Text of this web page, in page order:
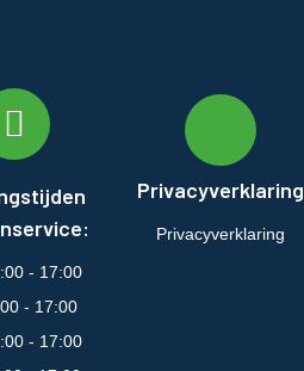
- 17:00
- 17:00
- 17:00
Privacyverklaring
Privacyverklaring